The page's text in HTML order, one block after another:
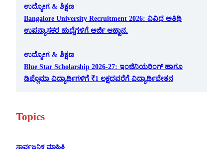
ಉದ್ಯೋಗ & ಶಿಕ್ಷಣ
Bangalore University Recruitment 2026: ವಿವಿಧ ಅತಿಥಿ
ಉಪನ್ಯಾಸಕರ ಹುದ್ದೆಗಳಿಗೆ ಅರ್ಜಿ ಆಹ್ವಾನ.
ಉದ್ಯೋಗ & ಶಿಕ್ಷಣ
Blue Star Scholarship 2026-27: ಇಂಜಿನಿಯರಿಂಗ್ ಹಾಗೂ
ಡಿಪ್ಲೊಮಾ ವಿದ್ಯಾರ್ಥಿಗಳಿಗೆ ₹1 ಲಕ್ಷದವರೆಗೆ ವಿದ್ಯಾರ್ಥಿವೇತನ
Topics
ಸಾರ್ವಜನಿಕ ಮಾಹಿತಿ